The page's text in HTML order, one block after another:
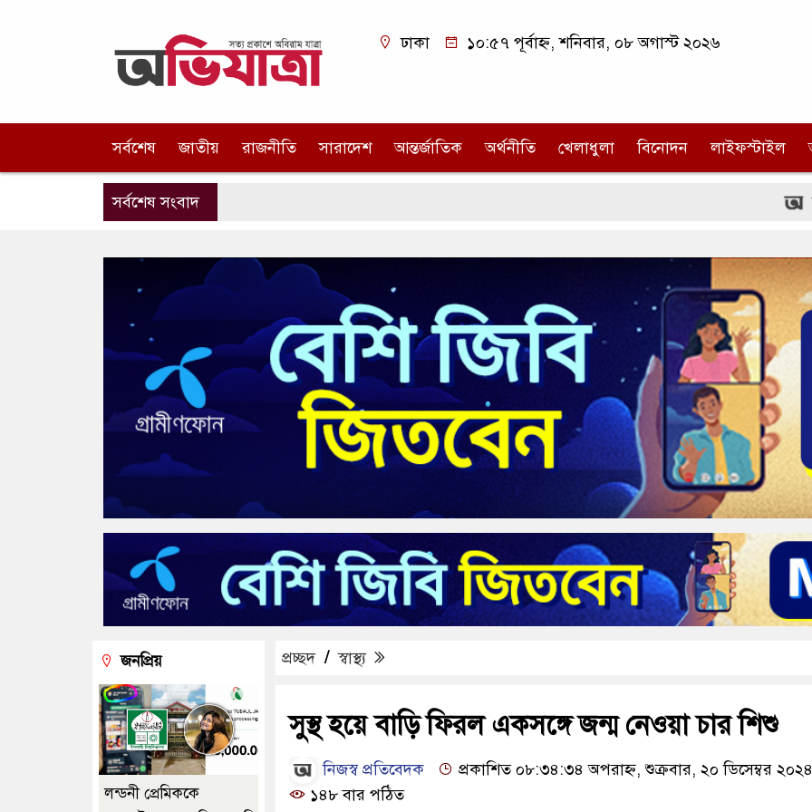
ঢাকা ১০:৫৭ পূর্বাহ্ন, শনিবার, ০৮ অগাস্ট ২০২৬
সর্বশেষ জাতীয় রাজনীতি সারাদেশ আন্তর্জাতিক অর্থনীতি খেলাধুলা বিনোদন লাইফস্টাইল
সর্বশেষ সংবাদ
প্রচ্ছদ/স্বাস্থ্য
সুস্থ হয়ে বাড়ি ফিরল একসঙ্গে জন্ম নেওয়া চার শিশু
নিজস্ব প্রতিবেদক
প্রকাশিত ০৮:৩৪:৩৪ অপরাহ্ন, শুক্রবার, ২০ ডিসেম্বর ২০২৪
১৪৮ বার পঠিত
জনপ্রিয়
লন্ডনী প্রেমিককে